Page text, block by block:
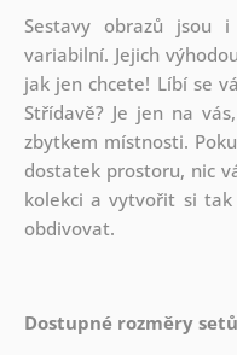
Sestavy obrazů jsou
variabilní. Jejich
jak jen chcete! Líbí se
Střídavě? Je jen na
zbytkem místnosti.
dostatek prostoru, nic
kolekci a vytvořit si
obdivovat.
Dostupné rozměry setů